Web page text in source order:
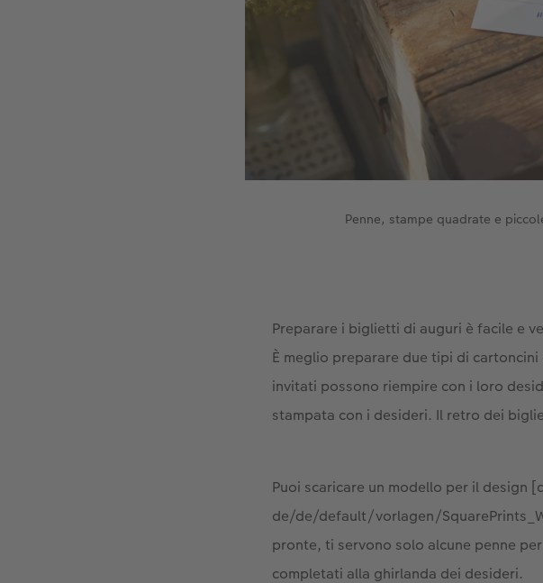
Penne, stampe quadrate e
Preparare i biglietti di auguri è facile e
È meglio preparare due tipi di
invitati possono riempire con i loro
stampata con i desideri. Il retro dei
Puoi scaricare un modello per il
de/de/default/vorlagen/
pronte, ti servono solo alcune penne
completati alla ghirlanda dei desideri.